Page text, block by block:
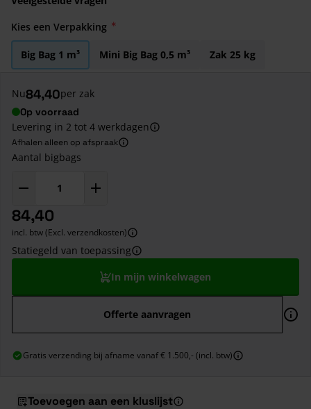
Kies een Verpakking
Big Bag 1 m³ Mini Big Bag 0,5 m³ Zak 25 kg
Nu84,40per zak
Op voorraad
Levering in 2 tot 4 werkdagen
Afhalen alleen op afspraak
Aantal bigbags
84,40
incl. btw (Excl. verzendkosten)
Statiegeld van toepassing
In mijn winkelwagen
Offerte aanvragen
Gratis verzending bij afname vanaf € 1.500,- (incl. btw)
Toevoegen aan een kluslijst